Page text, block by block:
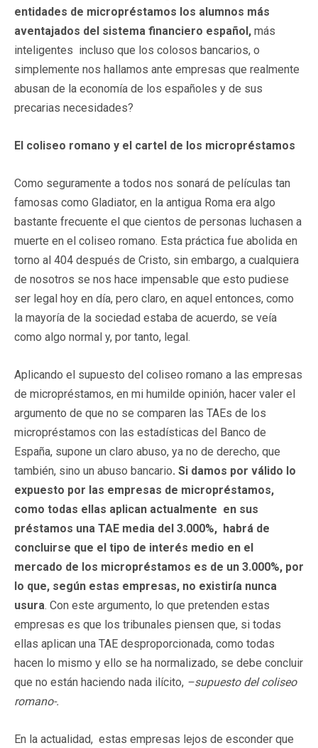
entidades de micropréstamos los alumnos más
aventajados del sistema financiero español, más
inteligentes incluso que los colosos bancarios, o
simplemente nos hallamos ante empresas que realmente
abusan de la economía de los españoles y de sus
precarias necesidades?
El coliseo romano y el cartel de los micropréstamos
Como seguramente a todos nos sonará de películas tan
famosas como Gladiator, en la antigua Roma era algo
bastante frecuente el que cientos de personas luchasen a
muerte en el coliseo romano. Esta práctica fue abolida en
torno al 404 después de Cristo, sin embargo, a cualquiera
de nosotros se nos hace impensable que esto pudiese
ser legal hoy en día, pero claro, en aquel entonces, como
la mayoría de la sociedad estaba de acuerdo, se veía
como algo normal y, por tanto, legal.
Aplicando el supuesto del coliseo romano a las empresas
de micropréstamos, en mi humilde opinión, hacer valer el
argumento de que no se comparen las TAEs de los
micropréstamos con las estadísticas del Banco de
España, supone un claro abuso, ya no de derecho, que
también, sino un abuso bancario. Si damos por válido lo
expuesto por las empresas de micropréstamos,
como todas ellas aplican actualmente en sus
préstamos una TAE media del 3.000%, habrá de
concluirse que el tipo de interés medio en el
mercado de los micropréstamos es de un 3.000%, por
lo que, según estas empresas, no existiría nunca
usura. Con este argumento, lo que pretenden estas
empresas es que los tribunales piensen que, si todas
ellas aplican una TAE desproporcionada, como todas
hacen lo mismo y ello se ha normalizado, se debe concluir
que no están haciendo nada ilícito, –supuesto del coliseo
romano-.
En la actualidad, estas empresas lejos de esconder que